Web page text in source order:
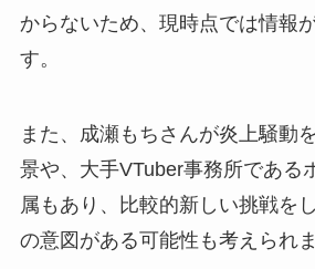
からないため、現時点では情報
す。
また、成瀬もちさんが炎上騒動
景や、大手VTuber事務所である
属もあり、比較的新しい挑戦を
の意図がある可能性も考えられま